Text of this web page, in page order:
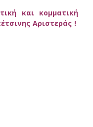
και κομματική
Αριστεράς !